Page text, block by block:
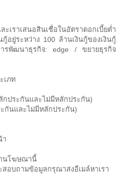
เราเสนอสินเชื่อในอัตราดอกเบี้ยต่ำ
อยู่ระหว่าง 100 ล้านเงินกู้ของเงินกู้
รพัฒนาธุรกิจ: edge / ขยายธุรกิจ
เภท
ประกันและไม่มีหลักประกัน)
กันและไม่มีหลักประกัน)
า
นโฆษณานี้
สอบถามข้อมูลกรุณาส่งอีเมล์หาเรา